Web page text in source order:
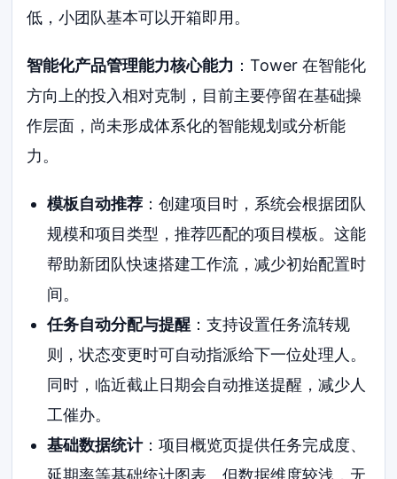
低，小团队基本可以开箱即用。
智能化产品管理能力核心能力 ：Tower 在智能化
方向上的投入相对克制，目前主要停留在基础操
作层面，尚未形成体系化的智能规划或分析能
力。
模板自动推荐：创建项目时，系统会根据团队
规模和项目类型，推荐匹配的项目模板。这能
帮助新团队快速搭建工作流，减少初始配置时
间。
任务自动分配与提醒：支持设置任务流转规
则，状态变更时可自动指派给下一位处理人。
同时，临近截止日期会自动推送提醒，减少人
工催办。
基础数据统计：项目概览页提供任务完成度、
延期率等基础统计图表。但数据维度较浅，无